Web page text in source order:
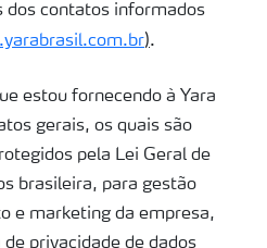
dos contatos informados
).
estou fornecendo à Yara
gerais, os quais são
pela Lei Geral de
brasileira, para gestão
e marketing da empresa,
privacidade de dados